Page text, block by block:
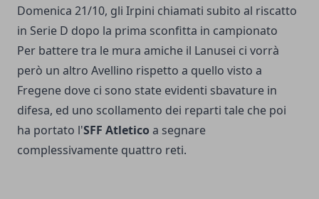
Domenica 21/10, gli Irpini chiamati subito al riscatto
in Serie D dopo la prima sconfitta in campionato
Per battere tra le mura amiche il Lanusei ci vorrà
però un altro Avellino rispetto a quello visto a
Fregene dove ci sono state evidenti sbavature in
difesa, ed uno scollamento dei reparti tale che poi
ha portato l'SFF Atletico a segnare
complessivamente quattro reti.